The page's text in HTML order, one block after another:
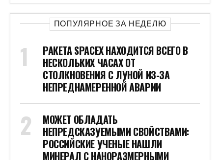
ПОПУЛЯРНОЕ ЗА НЕДЕЛЮ
РАКЕТА SPACEX НАХОДИТСЯ ВСЕГО В
НЕСКОЛЬКИХ ЧАСАХ ОТ
СТОЛКНОВЕНИЯ С ЛУНОЙ ИЗ-ЗА
НЕПРЕДНАМЕРЕННОЙ АВАРИИ
МОЖЕТ ОБЛАДАТЬ
НЕПРЕДСКАЗУЕМЫМИ СВОЙСТВАМИ:
РОССИЙСКИЕ УЧЕНЫЕ НАШЛИ
МИНЕРАЛ С НАНОРАЗМЕРНЫМИ